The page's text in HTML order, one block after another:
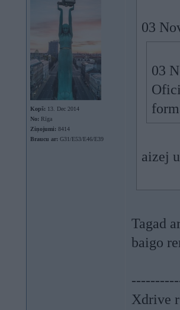
Kopš: 13. Dec 2014
No: Rīga
Ziņojumi: 8414
Braucu ar: G31/E53/E46/E39
03
03
aizej
Tagad
baigo
Xdrive